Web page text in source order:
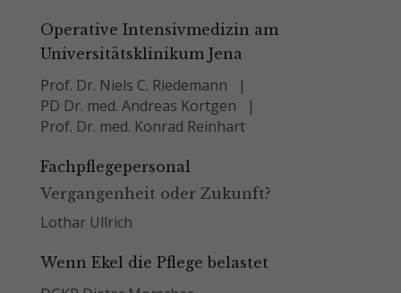
Operative Intensivmedizin am
Universitätsklinikum Jena
Prof. Dr. Niels C. Riedemann
PD Dr. med. Andreas Kortgen
Prof. Dr. med. Konrad Reinhart
Fachpflegepersonal
Vergangenheit oder Zukunft?
Lothar Ullrich
Wenn Ekel die Pflege belastet